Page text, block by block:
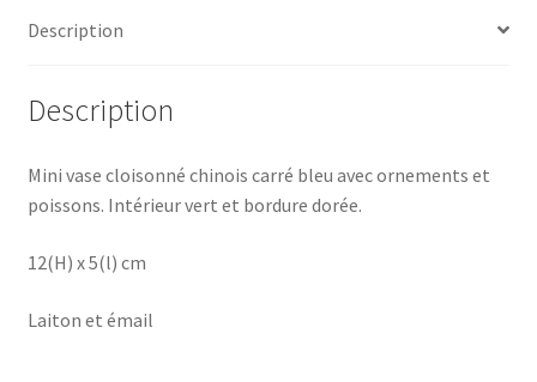
Description
Description
Mini vase cloisonné chinois carré bleu avec ornements et
poissons. Intérieur vert et bordure dorée.
12(H) x 5(l) cm
Laiton et émail